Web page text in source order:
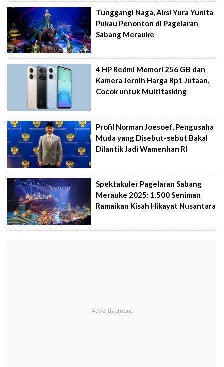
Tunggangi Naga, Aksi Yura Yunita
Pukau Penonton di Pagelaran
Sabang Merauke
4 HP Redmi Memori 256 GB dan
Kamera Jernih Harga Rp1 Jutaan,
Cocok untuk Multitasking
Profil Norman Joesoef, Pengusaha
Muda yang Disebut-sebut Bakal
Dilantik Jadi Wamenhan RI
Spektakuler Pagelaran Sabang
Merauke 2025: 1.500 Seniman
Ramaikan Kisah Hikayat Nusantara